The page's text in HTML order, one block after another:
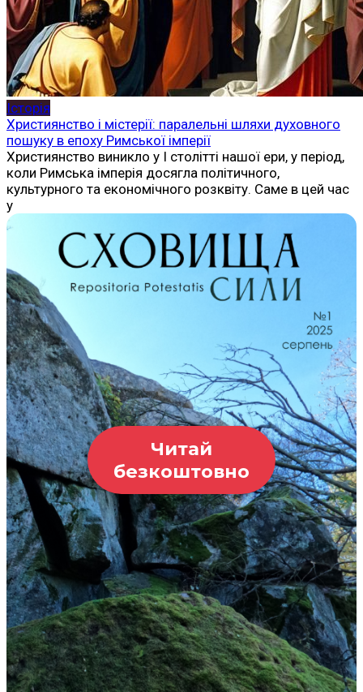
Історія
Християнство і містерії: паралельні шляхи духовного
пошуку в епоху Римської імперії
Християнство виникло у I столітті нашої ери, у період,
коли Римська імперія досягла політичного,
культурного та економічного розквіту. Саме в цей час
у
Читай
безкоштовно